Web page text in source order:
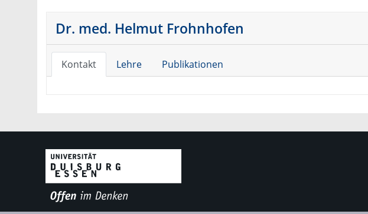
Dr. med. Helmut Frohnhofen
Kontakt Lehre Publikationen